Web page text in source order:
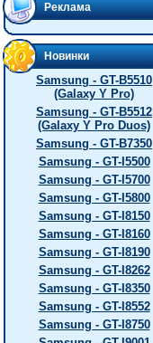
Реклама
Новинки
Samsung - GT-B5510
(Galaxy Y Pro)
Samsung - GT-B5512
(Galaxy Y Pro Duos)
Samsung - GT-B7350
Samsung - GT-I5500
Samsung - GT-I5700
Samsung - GT-I5800
Samsung - GT-I8150
Samsung - GT-I8160
Samsung - GT-I8190
Samsung - GT-I8262
Samsung - GT-I8350
Samsung - GT-I8552
Samsung - GT-I8750